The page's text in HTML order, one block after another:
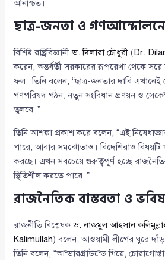
অনিশ্চিত।
ছাত্র-জনতা ও
বিশিষ্ট রাষ্ট্রবিজ্ঞানীড. দিলারা চৌধুরী ( Dr.
করেন, অন্তর্বর্তী সরকারের রূপরেখা থেকে
ফল। তিনি বলেন, “ছাত্র-জনতার দাবি এখানেই
গণপরিষদ গঠন, নতুন সংবিধান প্রণয়ন ও
তুলবে।”
তিনি আশঙ্কা প্রকাশ করে বলেন, “এই
পারে, আবার সমঝোতাও। বিদেশিরাও বিষয়টি
করছে। এখন সবচেয়ে গুরুত্বপূর্ণ হচ্ছে
স্থিতিশীল করতে পারে।”
রাজনৈতিক বাস্তবতা ও
রাজনীতি বিশ্লেষকড. নাজমুল আহসান
Kalimullah) বলেন, আওয়ামী লীগের ঘুরে
তিনি বলেন, “আন্ডারগ্রাউন্ডে গিয়ে,